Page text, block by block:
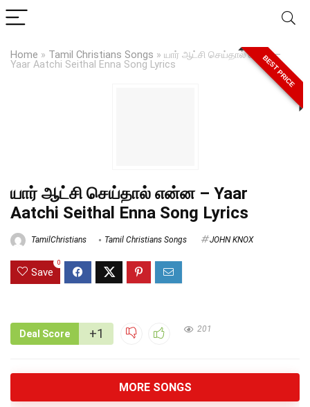
Home » Tamil Christians Songs » யார் ஆட்சி செய்தால் என்ன –
Yaar Aatchi Seithal Enna Song Lyrics
BEST PRICE
யார் ஆட்சி செய்தால் என்ன – Yaar
Aatchi Seithal Enna Song Lyrics
TamilChristians Tamil Christians Songs JOHN KNOX
Save
0
Deal Score +1 201
MORE SONGS